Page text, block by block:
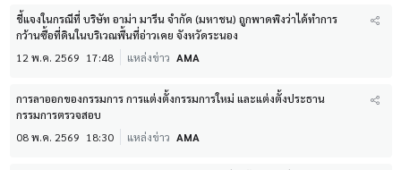
ชี้แจงในกรณีที่ บริษัท อาม่า มารีน จำกัด (มหาชน) ถูกพาดพิงว่าได้ทำการ
กว้านซื้อที่ดินในบริเวณพื้นที่อ่าวเคย จังหวัดระนอง
12 พ.ค. 2569 17:48 แหล่งข่าว AMA
การลาออกของกรรมการ การแต่งตั้งกรรมการใหม่ และแต่งตั้งประธาน
กรรมการตรวจสอบ
08 พ.ค. 2569 18:30 แหล่งข่าว AMA